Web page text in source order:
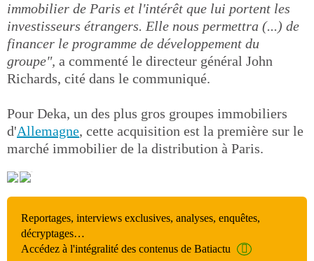
immobilier de Paris et l'intérêt que lui portent les
investisseurs étrangers. Elle nous permettra (...) de
financer le programme de développement du
groupe", a commenté le directeur général John
Richards, cité dans le communiqué.
Pour Deka, un des plus gros groupes immobiliers
d'Allemagne, cette acquisition est la première sur le
marché immobilier de la distribution à Paris.
Reportages, interviews exclusives, analyses, enquêtes,
décryptages…
Accédez à l'intégralité des contenus de Batiactu